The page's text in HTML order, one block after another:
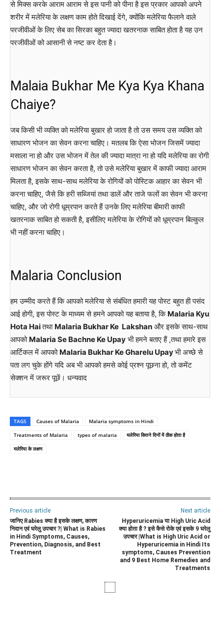
से मिक्स करके आराम आराम से इस पानी को पीना है इस प्रकार आपको अपने
शरीर में मलेरिया के लक्षण काम होते दिखाई देंगे, क्योंकि मलेरिया फैलाने वाले
परजीवीओं के लिए सेब का सिरका बहुत ज्यादा खतरनाक साबित होता है यह उन
परजीवीओं को आसानी से नष्ट कर देता है।
Malaia Bukhar Me Kya Kya Khana
Chaiye?
जब किसी भी व्यक्ति को मलेरिया बुखार हो जाता है तो उस समय उस व्यक्ति को
साधारण भोजन का सेवन करना चाहिए। मतलब कि ऐसा भोजन जिसमें ज्यादा
मसाला ना हो और उस भोजन में तेल की ज्यादा मात्रा ना हो यदि मलेरिया का रोगी
साधारण भोजन का सेवन करता है, तो उसे मलेरिया बुखार में काफी ज्यादा आराम
मिलता है, इसके साथ-साथ मलेरिया के रोगियों को पोस्टिक आहार का सेवन भी
करना चाहिए, जैसे कि हरी सब्जियां तथा डालें और ताजे फलों का सेवन भी करना
चाहिए, और जो रोगी धूम्रपान करते हैं उनके लिए मलेरिया बीमारी काफी
खतरनाक साबित हो सकती है, इसीलिए मलेरिया के रोगियों को धूम्रपान बिल्कुल
भी नहीं करना चाहिए।
Malaria Conclusion
हम उम्मीद करते हैं कि आपको मलेरिया से संबंधित हमारी यह पोस्ट बहुत ही पसंद
आई होगी, इस पोस्ट के माध्यम से हमने आपको यह बताया है, कि Malaria Kyu
Hota Haiतथा Malaria Bukhar Ke Lakshan और इसके साथ-साथ
आपको Malaria Se Bachne Ke Upay भी हमने बताए हैं ,तथा हमारे इस
आर्टिकल में आपको Malaria Bukhar Ke Gharelu Upayभी अच्छे से
पता लग चुके होंगे यदि अब भी आपको हमसे कोई प्रश्न पूछना हो, तो कमेंट
सेक्शन में जरूर पूछें। धन्यवाद
TAGS Causes of Malaria
Malaria symptoms in Hindi
Treatments of Malaria
types of malaria
मलेरिया कितने दिनों में ठीक होता है
मलेरिया के लक्षण
Previous article
जानिए Rabies क्या है इसके लक्षण, कारण
निदान एवं घरेलु उपचार ?| What is Rabies
in Hindi Symptoms, Causes,
Prevention, Diagnosis, and Best
Treatment
Next article
Hyperuricemia या High Uric Acid
क्या होता है ? इसे कैसे रोके एवं इसके 9 घरेलु
उपचार |What is High Uric Acid or
Hyperuricemia in Hindi Its
symptoms, Causes Prevention
and 9 Best Home Remedies and
Treatments